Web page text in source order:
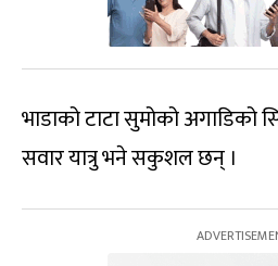
भाडाको टाटा सुमोको अगाडिको
सवार यात्रु भने सकुशल छन् ।